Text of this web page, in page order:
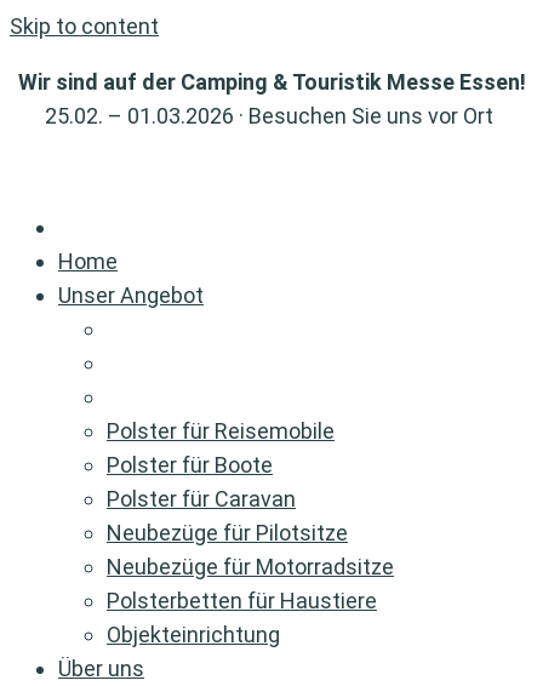
Skip to content
Wir sind auf der Camping & Touristik Messe Essen!
25.02. – 01.03.2026 · Besuchen Sie uns vor Ort
Home
Unser Angebot
Polster für Reisemobile
Polster für Boote
Polster für Caravan
Neubezüge für Pilotsitze
Neubezüge für Motorradsitze
Polsterbetten für Haustiere
Objekteinrichtung
Über uns